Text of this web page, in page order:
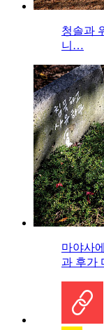
청솔과
니…
마야사
과 후가